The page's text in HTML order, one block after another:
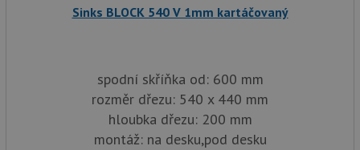
Sinks BLOCK 540 V 1mm kartáčovaný
spodní skříňka od: 600 mm
rozměr dřezu: 540 x 440 mm
hloubka dřezu: 200 mm
montáž: na desku,pod desku